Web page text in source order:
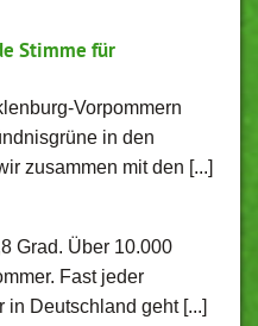
Stimme für
Vorpommern
in den
zusammen mit den [...]
Grad. Über 10.000
Fast jeder
in Deutschland geht [...]